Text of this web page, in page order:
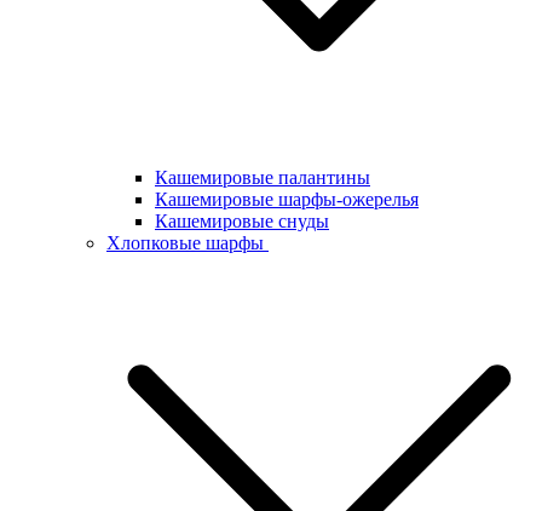
Кашемировые палантины
Кашемировые шарфы-ожерелья
Кашемировые снуды
Хлопковые шарфы